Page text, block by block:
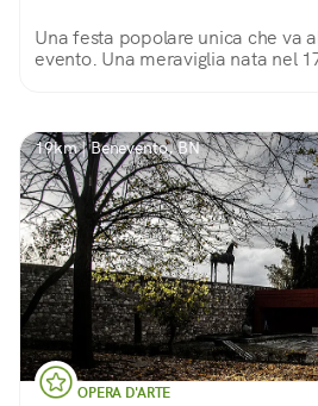
Una festa popolare unica che va
evento. Una meraviglia nata nel
19km | Benevento, BN
OPERA D'ARTE